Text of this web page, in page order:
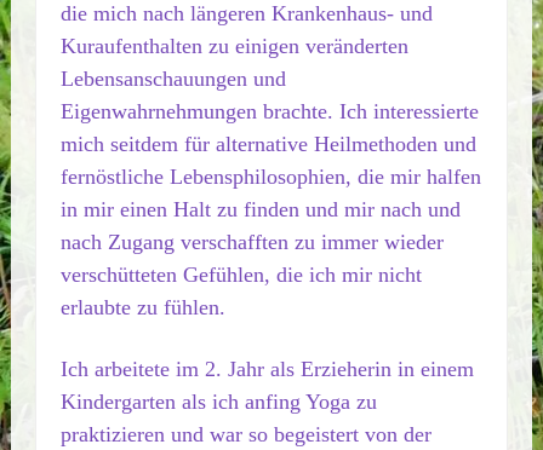
die mich nach längeren Krankenhaus- und
Kuraufenthalten zu einigen veränderten
Lebensanschauungen und
Eigenwahrnehmungen brachte. Ich interessierte
mich seitdem für alternative Heilmethoden und
fernöstliche Lebensphilosophien, die mir halfen
in mir einen Halt zu finden und mir nach und
nach Zugang verschafften zu immer wieder
verschütteten Gefühlen, die ich mir nicht
erlaubte zu fühlen.
Ich arbeitete im 2. Jahr als Erzieherin in einem
Kindergarten als ich anfing Yoga zu
praktizieren und war so begeistert von der